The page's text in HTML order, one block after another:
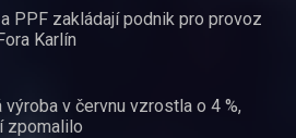
PPF zakládají podnik pro provoz
Karlín
v červnu vzrostla o 4 %,
zpomalilo